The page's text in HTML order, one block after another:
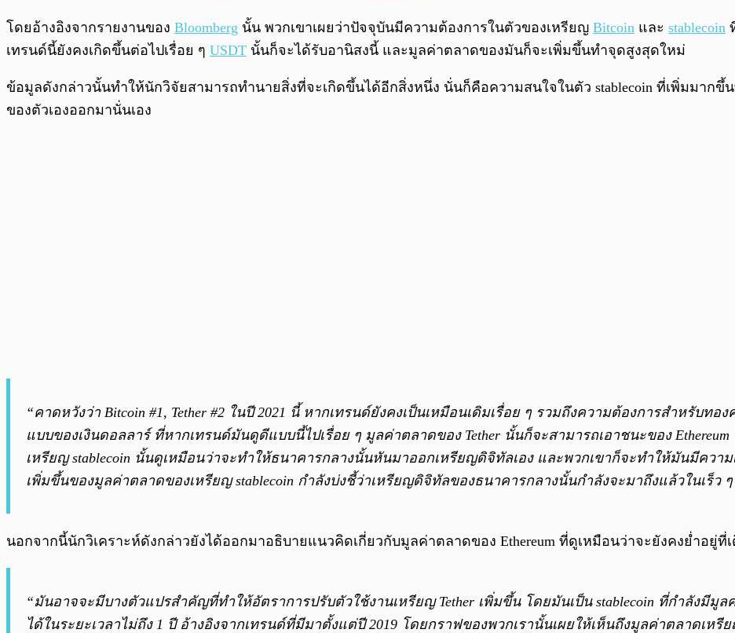
โดยอ้างอิงจากรายงานของ Bloomberg นั้น พวกเขาเผยว่าปัจจุบันมีความต้องการในตัวของเหรียญ Bitcoin และ stablecoin
เทรนด์นี้ยังคงเกิดขึ้นต่อไปเรื่อย ๆ USDT นั้นก็จะได้รับอานิสงนี้ และมูลค่าตลาดของมันก็จะเพิ่มขึ้นทำจุดสูงสุดใหม่
ข้อมูลดังกล่าวนั้นทำให้นักวิจัยสามารถทำนายสิ่งที่จะเกิดขึ้นได้อีกสิ่งหนึ่ง นั่นก็คือความสนใจในตัว stablecoin ที่เพิ่มมากขึ้
ของตัวเองออกมานั่นเอง
“คาดหวังว่า Bitcoin #1, Tether #2 ในปี 2021 นี้ หากเทรนด์ยังคงเป็นเหมือนเดิมเรื่อย ๆ รวมถึงความต้องการสำหรับท
แบบของเงินดอลลาร์ ที่หากเทรนด์มันดูดีแบบนี้ไปเรื่อย ๆ มูลค่าตลาดของ Tether นั้นก็จะสามารถเอาชนะของ
เหรียญ stablecoin นั้นดูเหมือนว่าจะทำให้ธนาคารกลางนั้นหันมาออกเหรียญดิจิทัลเอง และพวกเขาก็จะทำให้มันมีควา
เพิ่มขึ้นของมูลค่าตลาดของเหรียญ stablecoin กำลังบ่งชี้ว่าเหรียญดิจิทัลของธนาคารกลางนั้นกำลังจะมาถึงแล้วในเร็ว
นอกจากนี้นักวิเคราะห์ดังกล่าวยังได้ออกมาอธิบายแนวคิดเกี่ยวกับมูลค่าตลาดของ Ethereum ที่ดูเหมือนว่าจะยังคงย่ำอยู่ที่
“มันอาจจะมีบางตัวแปรสำคัญที่ทำให้อัตราการปรับตัวใช้งานเหรียญ Tether เพิ่มขึ้น โดยมันเป็น stablecoin ที่กำลังมีมูล
ได้ในระยะเวลาไม่ถึง 1 ปี อ้างอิงจากเทรนด์ที่มีมาตั้งแต่ปี 2019 โดยกราฟของพวกเรานั้นเผยให้เห็นถึงมูลค่าตลาดเหรี